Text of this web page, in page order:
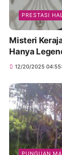
PRESTASI
Misteri
Hanya
12/20/2025
PUNGUAN